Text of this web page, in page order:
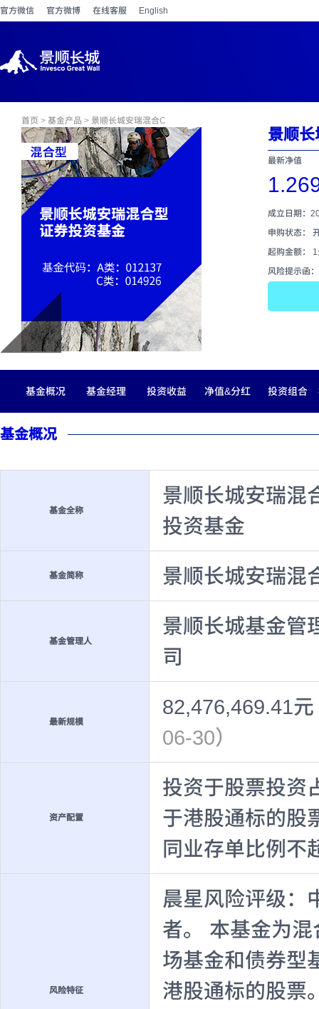
官方微信 官方微博 在线客服 English
首页 > 基金产品 > 景顺长城安瑞混合C
景顺长
最新净值
成立日期：
申购状态：
起购金额：
风险提示函：
基金概况 基金经理 投资收益 净值&分红 投资组合
基金概况
基金全称
景顺长城安瑞混
投资基金
基金简称 景顺长城安瑞混
基金管理人
景顺长城基金管
司
最新规模
82,476,469.41元
06-30）
资产配置
投资于股票投资
于港股通标的股
同业存单比例不
风险特征
晨星风险评级：
者。 本基金为
场基金和债券型
港股通标的股票